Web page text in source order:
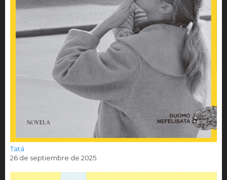
Tatá
26 de septiembre de 2025